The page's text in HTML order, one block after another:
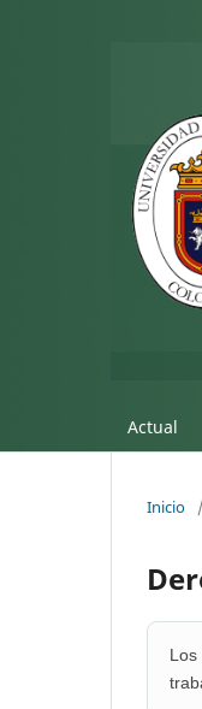
Actual
Inicio /
Los